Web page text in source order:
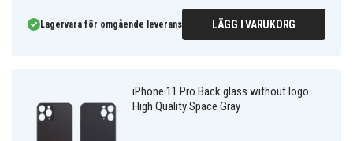
Lagervara för omgående leverans LÄGG I VARUKORG
iPhone 11 Pro Back glass without logo
High Quality Space Gray